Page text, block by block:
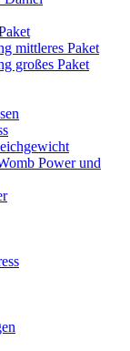
mittleres Paket
großes Paket
Power und